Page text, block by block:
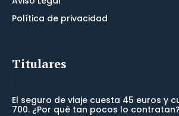
Política de privacidad
Titulares
El seguro de viaje cuesta 45 euros y
700. ¿Por qué tan pocos lo contratan?